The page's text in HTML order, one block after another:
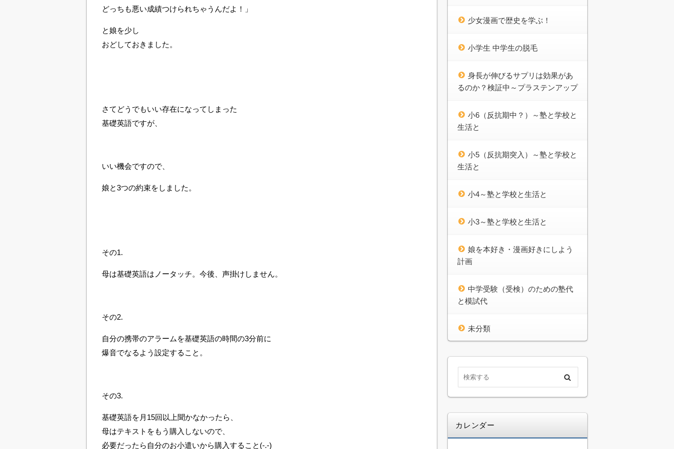
どっちも悪い成績つけられちゃうんだよ！」
と娘を少し
おどしておきました。
さてどうでもいい存在になってしまった
基礎英語ですが、
いい機会ですので、
娘と3つの約束をしました。
その1.
母は基礎英語はノータッチ。今後、声掛けしません。
その2.
自分の携帯のアラームを基礎英語の時間の3分前に
爆音でなるよう設定すること。
その3.
基礎英語を月15回以上聞かなかったら、
母はテキストをもう購入しないので、
必要だったら自分のお小遣いから購入すること(-.-)
少女漫画で歴史を学ぶ！
小学生 中学生の脱毛
身長が伸びるサプリは効果があ
るのか？検証中～プラステンアップ
小6（反抗期中？）～塾と学校と
生活と
小5（反抗期突入）～塾と学校と
生活と
小4～塾と学校と生活と
小3～塾と学校と生活と
娘を本好き・漫画好きにしよう
計画
中学受験（受検）のための塾代
と模試代
未分類
カレンダー